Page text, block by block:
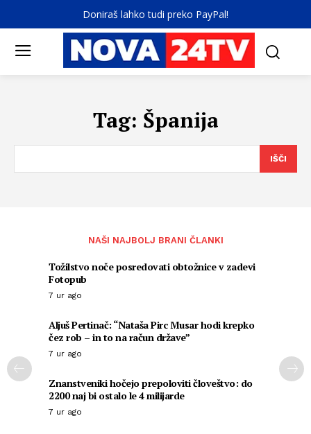
Doniraš lahko tudi preko PayPal!
Tag: Španija
IŠČI
NAŠI NAJBOLJ BRANI ČLANKI
Tožilstvo noče posredovati obtožnice v zadevi
Fotopub
7 ur ago
Aljuš Pertinač: “Nataša Pirc Musar hodi krepko
čez rob – in to na račun države”
7 ur ago
Znanstveniki hočejo prepoloviti človeštvo: do
2200 naj bi ostalo le 4 milijarde
7 ur ago